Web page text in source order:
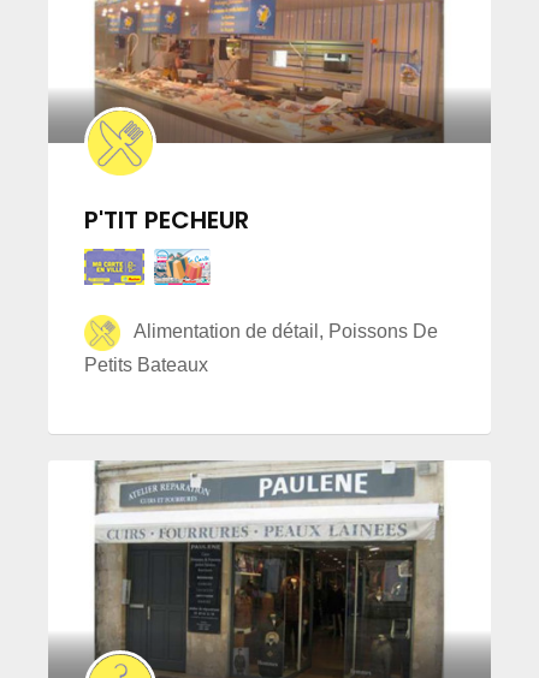
P'TIT PECHEUR
Alimentation de détail, Poissons De
Petits Bateaux